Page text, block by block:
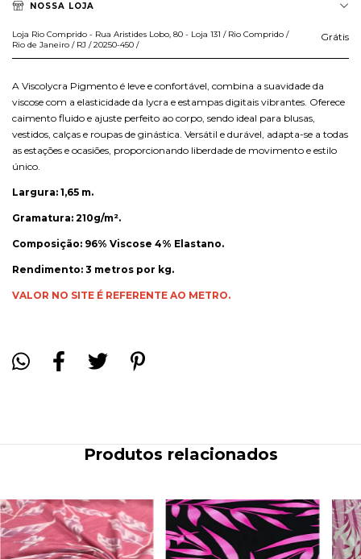
NOSSA LOJA
Loja Rio Comprido - Rua Aristides Lobo, 80 - Loja 131 / Rio Comprido /
Rio de Janeiro / RJ / 20250-450 /
Grátis
A Viscolycra Pigmento é leve e confortável, combina a suavidade da
viscose com a elasticidade da lycra e estampas digitais vibrantes. Oferece
caimento fluido e ajuste perfeito ao corpo, sendo ideal para blusas,
vestidos, calças e roupas de ginástica. Versátil e durável, adapta-se a todas
as estações e ocasiões, proporcionando liberdade de movimento e estilo
único.
Largura: 1,65 m.
Gramatura: 210g/m².
Composição: 96% Viscose 4% Elastano.
Rendimento: 3 metros por kg.
VALOR NO SITE É REFERENTE AO METRO.
Produtos relacionados